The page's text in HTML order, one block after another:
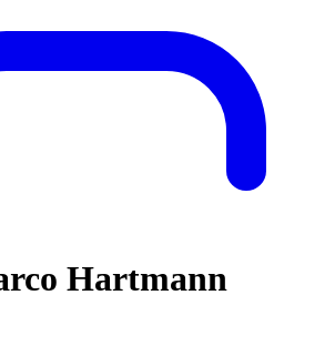
Hartmann